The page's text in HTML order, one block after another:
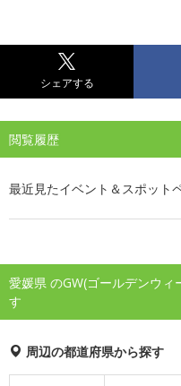
シェアする
閲覧履歴
最近見たイベント＆スポット
愛媛県 のGW(ゴールデンウ
す
周辺の都道府県から探す